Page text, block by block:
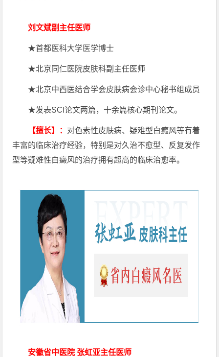
刘文斌副主任医师
★首都医科大学医学博士
★北京同仁医院皮肤科副主任医师
★北京中西医结合学会皮肤病会诊中心秘书组成员
★发表SCI论文两篇，十余篇核心期刊论文。
【擅长】： 对色素性皮肤病、疑难型白癜风等有着
丰富的临床治疗经验，特别是对久治不愈型、反复发作
型等疑难性白癜风的治疗拥有超高的临床治愈率。
安徽省中医院 张虹亚主任医师